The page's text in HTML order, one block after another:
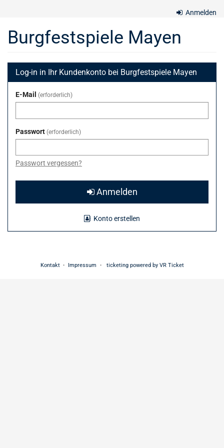
Inhalt
springen
Anmelden
Burgfestspiele Mayen
Log-in in Ihr Kundenkonto bei Burgfestspiele Mayen
E-Mail erforderlich
Passwort erforderlich
Passwort vergessen?
Anmelden
Konto erstellen
Kontakt Impressum ticketing powered by VR Ticket